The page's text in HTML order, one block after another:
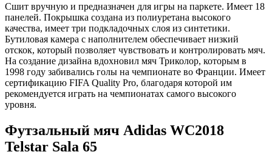
Сшит вручную и предназначен для игры на паркете. Имеет 18
панелей. Покрышка создана из полиуретана высокого
качества, имеет три подкладочных слоя из синтетики.
Бутиловая камера с наполнителем обеспечивает низкий
отскок, который позволяет чувствовать и контролировать мяч.
На создание дизайна вдохновил мяч Триколор, которым в
1998 году забивались голы на чемпионате во Франции. Имеет
сертификацию FIFA Quality Pro, благодаря которой им
рекомендуется играть на чемпионатах самого высокого
уровня.
Футзальный мяч Adidas WC2018
Telstar Sala 65